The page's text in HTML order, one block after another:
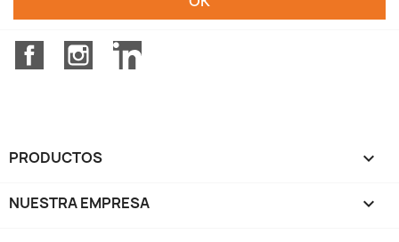
FacebookInstagramLinkedIn
PRODUCTOS 
NUESTRA EMPRESA 